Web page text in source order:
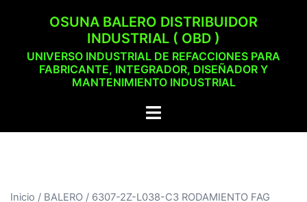
OSUNA BALERO DISTRIBUIDOR
INDUSTRIAL ( OBD )
UNIVERSO INDUSTRIAL DE REFACCIONES PARA
FABRICANTE, INTEGRADOR, DISEÑADOR Y
MANTENIMIENTO INDUSTRIAL
Alternar
Inicio / BALERO / 6307-2Z-L038-C3 RODAMIENTO FAG